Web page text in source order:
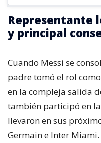
Representante
y principal
Cuando Messi se
padre tomó el rol
en la compleja salida
también participó en
llevaron en sus
Germain e Inter Miami.